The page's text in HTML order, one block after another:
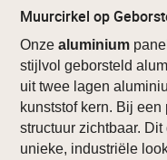
Muurcirkel op
Onzealuminium
stijlvol geborsteld
uit twee lagen
kunststof kern. Bij
structuur zichtbaar.
unieke, industriële